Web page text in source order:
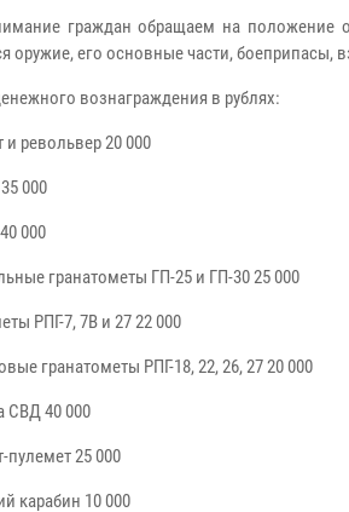
граждан обращаем на положение
оружие, его основные части, боеприпасы,
вознаграждения в рублях:
и револьвер 20 000
000
000
гранатометы ГП-25 и ГП-30 25 000
РПГ-7, 7В и 27 22 000
гранатометы РПГ-18, 22, 26, 27 20 000
СВД 40 000
пулемет 25 000
карабин 10 000